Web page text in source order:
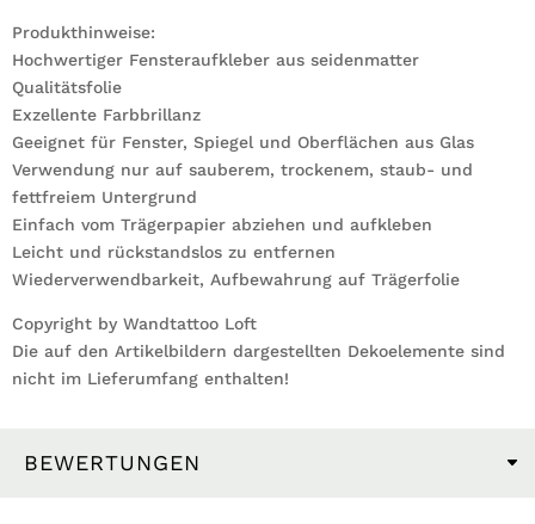
Produkthinweise:
Hochwertiger Fensteraufkleber aus seidenmatter
Qualitätsfolie
Exzellente Farbbrillanz
Geeignet für Fenster, Spiegel und Oberflächen aus Glas
Verwendung nur auf sauberem, trockenem, staub- und
fettfreiem Untergrund
Einfach vom Trägerpapier abziehen und aufkleben
Leicht und rückstandslos zu entfernen
Wiederverwendbarkeit, Aufbewahrung auf Trägerfolie
Copyright by Wandtattoo Loft
Die auf den Artikelbildern dargestellten Dekoelemente sind
nicht im Lieferumfang enthalten!
BEWERTUNGEN